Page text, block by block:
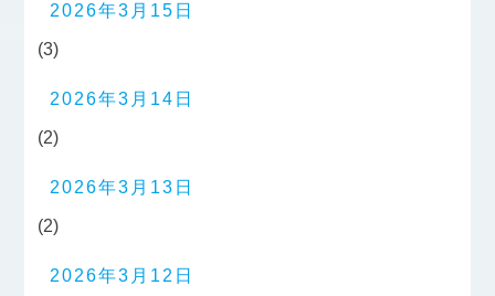
2026年3月15日
(3)
2026年3月14日
(2)
2026年3月13日
(2)
2026年3月12日